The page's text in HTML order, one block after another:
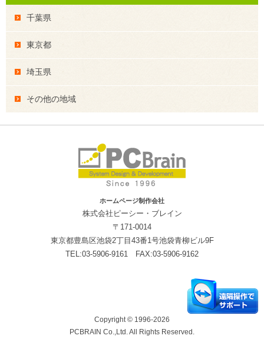
千葉県
東京都
埼玉県
その他の地域
ホームページ制作会社
株式会社ピーシー・ブレイン
〒171-0014
東京都豊島区池袋2丁目43番1号池袋青柳ビル9F
TEL:03-5906-9161 FAX:03-5906-9162
Copyright © 1996-2026
PCBRAIN Co.,Ltd. All Rights Reserved.